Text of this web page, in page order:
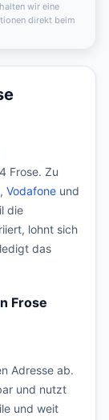
wir eine
direkt beim
Frose. Zu
, Vodafone und
die
lohnt sich
das
Frose
Adresse ab.
und nutzt
und weit